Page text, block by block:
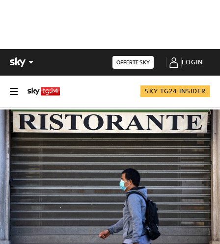
OFFERTE SKY LOGIN
SKY TG24 INSIDER